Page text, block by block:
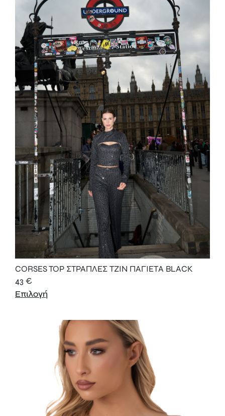
CORSES TOP ΣΤΡΑΠΛΕΣ ΤΖΙΝ ΠΑΓΙΕΤΑ BLACK
43 €
Επιλογή